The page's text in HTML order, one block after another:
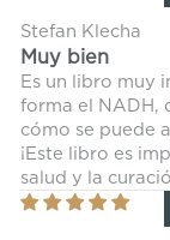
Stefan Klecha
Muy bien
Es un libro muy
forma el NADH,
cómo se puede
¡Este libro es
salud y la